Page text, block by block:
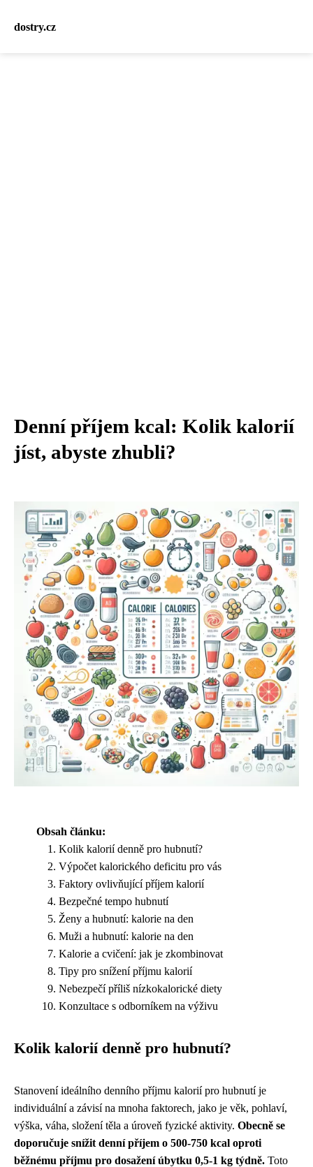
dostry.cz
Denní příjem kcal: Kolik kalorií
jíst, abyste zhubli?
Obsah článku:
Kolik kalorií denně pro hubnutí?
Výpočet kalorického deficitu pro vás
Faktory ovlivňující příjem kalorií
Bezpečné tempo hubnutí
Ženy a hubnutí: kalorie na den
Muži a hubnutí: kalorie na den
Kalorie a cvičení: jak je zkombinovat
Tipy pro snížení příjmu kalorií
Nebezpečí příliš nízkokalorické diety
Konzultace s odborníkem na výživu
Kolik kalorií denně pro hubnutí?
Stanovení ideálního denního příjmu kalorií pro hubnutí je
individuální a závisí na mnoha faktorech, jako je věk, pohlaví,
výška, váha, složení těla a úroveň fyzické aktivity. Obecně se
doporučuje snížit denní příjem o 500-750 kcal oproti
běžnému příjmu pro dosažení úbytku 0,5-1 kg týdně. Toto